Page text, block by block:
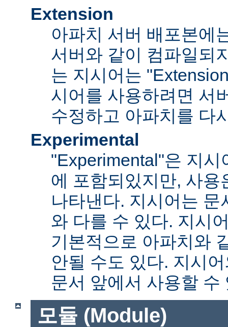
Extension
아파치 서버 배포본에
서버와 같이 컴파일되
는 지시어는
시어를 사용하려면 서
수정하고 아파치를 다
Experimental
"Experimental"은 지시
에 포함되있지만, 사용
나타낸다. 지시어는
와 다를 수 있다. 지시
기본적으로 아파치와
안될 수도 있다. 지시
문서 앞에서 사용할 수
모듈 (Module)